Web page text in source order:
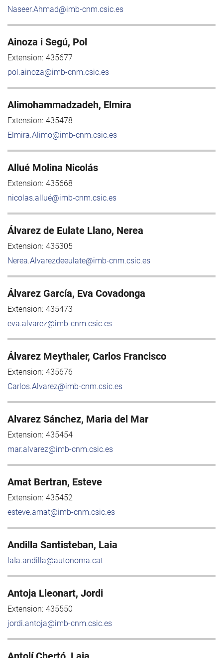
Naseer.Ahmad@imb-cnm.csic.es
Ainoza i Segú, Pol
Extension: 435677
pol.ainoza@imb-cnm.csic.es
Alimohammadzadeh, Elmira
Extension: 435478
Elmira.Alimo@imb-cnm.csic.es
Allué Molina Nicolás
Extension: 435668
nicolas.allué@imb-cnm.csic.es
Álvarez de Eulate Llano, Nerea
Extension: 435305
Nerea.Alvarezdeeulate@imb-cnm.csic.es
Álvarez García, Eva Covadonga
Extension: 435473
eva.alvarez@imb-cnm.csic.es
Álvarez Meythaler, Carlos Francisco
Extension: 435676
Carlos.Alvarez@imb-cnm.csic.es
Alvarez Sánchez, Maria del Mar
Extension: 435454
mar.alvarez@imb-cnm.csic.es
Amat Bertran, Esteve
Extension: 435452
esteve.amat@imb-cnm.csic.es
Andilla Santisteban, Laia
laIa.andilla@autonoma.cat
Antoja Lleonart, Jordi
Extension: 435550
jordi.antoja@imb-cnm.csic.es